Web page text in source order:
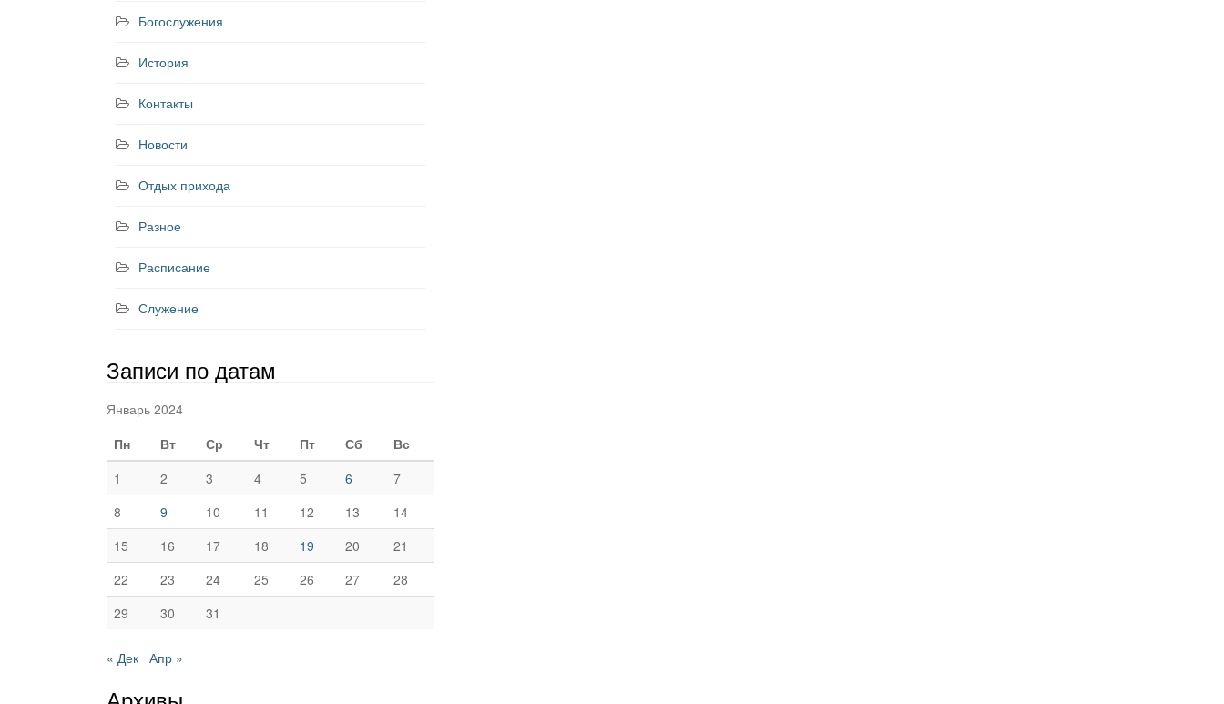
Богослужения
История
Контакты
Новости
Отдых прихода
Разное
Расписание
Служение
Записи по датам
Январь 2024
Пн
Вт Ср Чт Пт Сб
Вс
1
2 3 4 5 6
7
8
9 10 11 12 13
14
15
16 17 18 19 20
21
22
23 24 25 26 27
28
29
30 31
« Дек Апр »